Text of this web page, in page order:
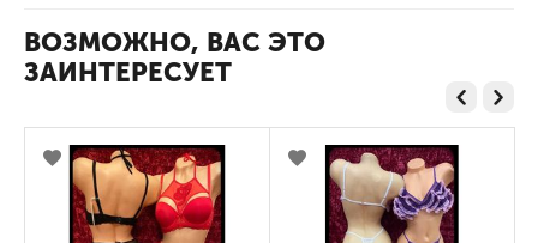
ВОЗМОЖНО, ВАС ЭТО
ЗАИНТЕРЕСУЕТ